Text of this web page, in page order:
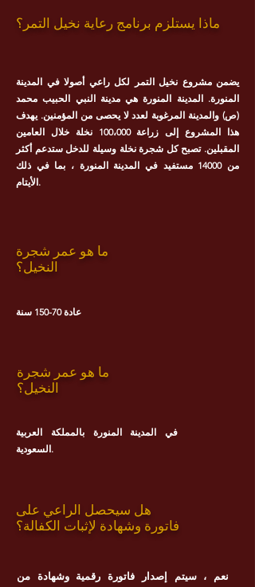
ماذا يستلزم برنامج رعاية نخيل التمر؟
يضمن مشروع نخيل التمر لكل راعي أصولا في المدينة
المنورة. المدينة المنورة هي مدينة النبي الحبيب محمد
(ص) والمدينة المرغوبة لعدد لا يحصى من المؤمنين. يهدف
هذا المشروع إلى زراعة 100،000 نخلة خلال العامين
المقبلين. تصبح كل شجرة نخلة وسيلة للدخل ستدعم أكثر
من 14000 مستفيد في المدينة المنورة ، بما في ذلك
الأيتام.
ما هو عمر شجرة
النخيل؟
عادة 70-150 سنة
ما هو عمر شجرة
النخيل؟
في المدينة المنورة بالمملكة العربية
السعودية.
هل سيحصل الراعي على
فاتورة وشهادة لإثبات الكفالة؟
نعم ، سيتم إصدار فاتورة رقمية وشهادة من